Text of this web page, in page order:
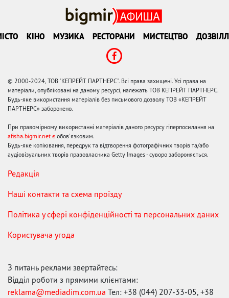
КІНО МУЗИКА РЕСТОРАНИ МИСТЕЦТВО
© 2000-2024, ТОВ "КЕПРЕЙТ ПАРТНЕРС". Всі права захищені. Усі права на
матеріали, опубліковані на даному ресурсі, належать ТОВ КЕПРЕЙТ ПАРТНЕРС.
Будь-яке використання матеріалів без письмового дозволу ТОВ «КЕПРЕЙТ
ПАРТНЕРС» заборонено.
При правомірному використанні матеріалів даного ресурсу гіперпосилання на
afisha.bigmir.net є обов'язковим.
Будь-яке копіювання, передрук та відтворення фотографічних творів та/або
аудіовізуальних творів правовласника Getty Images - суворо забороняється.
Редакція
Наші контакти та схема проїзду
Політика у сфері конфіденційності та персональних даних
Користувача угода
З питань реклами звертайтесь:
Відділ роботи з прямими клієнтами:
reklama@mediadim.com.ua Тел: +38 (044) 207-33-05, +38